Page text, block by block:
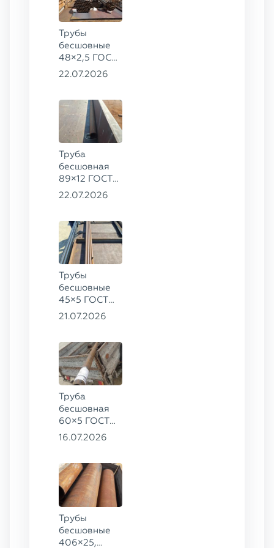
Трубы
бесшовные
48×2,5 ГОСТ
8734-75, ст.
22.07.2026
Труба
бесшовная
89×12 ГОСТ
8732-78, ст.
22.07.2026
Трубы
бесшовные
45×5 ГОСТ
8734-75, ст.
21.07.2026
Труба
бесшовная
60×5 ГОСТ
8732-78, ст.
16.07.2026
Трубы
бесшовные
406×25,